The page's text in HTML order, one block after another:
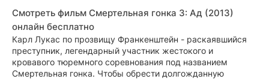
Смотреть фильм Смертельная гонка 3: Ад (2013)
онлайн бесплатно
Карл Лукас по прозвищу Франкенштейн - раскаявшийся
преступник, легендарный участник жестокого и
кровавого тюремного соревнования под названием
Смертельная гонка. Чтобы обрести долгожданную